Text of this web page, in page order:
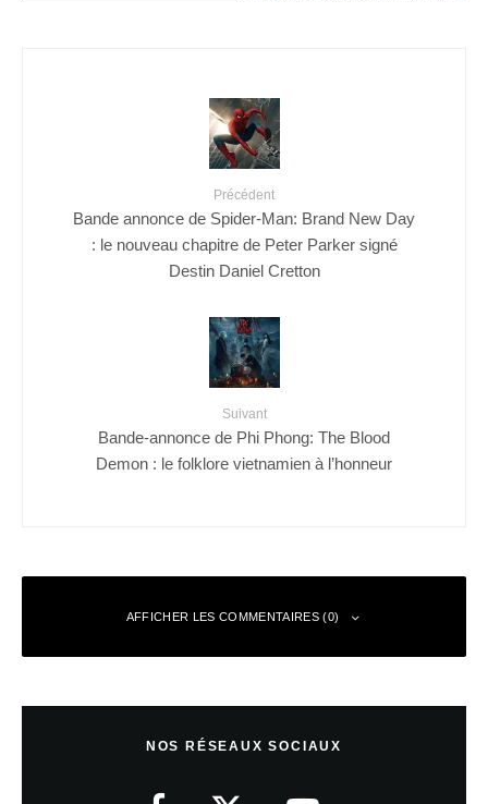
Précédent
Bande annonce de Spider-Man: Brand New Day
: le nouveau chapitre de Peter Parker signé
Destin Daniel Cretton
Suivant
Bande-annonce de Phi Phong: The Blood
Demon : le folklore vietnamien à l’honneur
AFFICHER LES COMMENTAIRES (0)
NOS RÉSEAUX SOCIAUX